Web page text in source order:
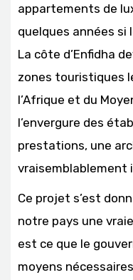
appartements de
quelques années si
La côte d’Enfidha
zones touristiques
l’Afrique et du
l’envergure des
prestations, une
vraisemblablement
Ce projet s’est
notre pays une
est ce que le
moyens